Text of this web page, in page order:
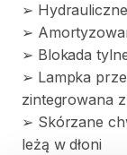
➢ Hydrauliczne
➢
➢ Blokada
➢ Lampka
zintegrowana z
➢ Skórzane
leżą w dłoni